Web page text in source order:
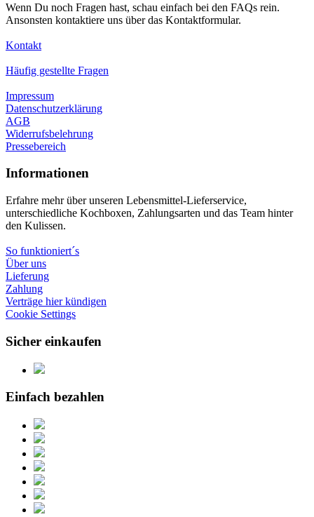
Wenn Du noch Fragen hast, schau einfach bei den FAQs rein.
Ansonsten kontaktiere uns über das Kontaktformular.
Kontakt
Häufig gestellte Fragen
Impressum
Datenschutzerklärung
AGB
Widerrufsbelehrung
Pressebereich
Informationen
Erfahre mehr über unseren Lebensmittel-Lieferservice,
unterschiedliche Kochboxen, Zahlungsarten und das Team hinter
den Kulissen.
So funktioniert´s
Über uns
Lieferung
Zahlung
Verträge hier kündigen
Cookie Settings
Sicher einkaufen
Einfach bezahlen